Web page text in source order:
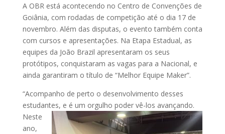
A OBR está acontecendo no Centro de Convenções de
Goiânia, com rodadas de competição até o dia 17 de
novembro. Além das disputas, o evento também conta
com cursos e apresentações. Na Etapa Estadual, as
equipes da João Brazil apresentaram os seus
protótipos, conquistaram as vagas para a Nacional, e
ainda garantiram o título de “Melhor Equipe Maker”.
“Acompanho de perto o desenvolvimento desses
estudantes, e é um orgulho poder vê-los avançando.
Neste
ano,